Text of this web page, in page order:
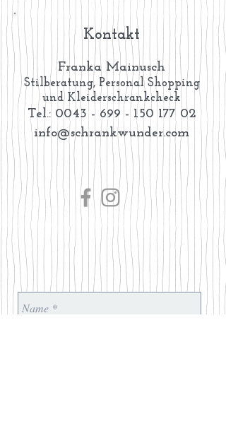
Kontakt
Franka Mainusch
Stilberatung, Personal Shopping
und Kleiderschrankcheck
Tel.: 0043 - 699 - 150 177 02
info@schrankwunder.com